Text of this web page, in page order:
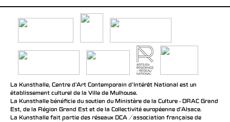
La Kunsthalle, Centre d’Art Contemporain d’Intérêt National est un
établissement culturel de la Ville de Mulhouse.
La Kunsthalle bénéficie du soutien du Ministère de la Culture - DRAC Grand
Est, de la Région Grand Est et de la Collectivité européenne d’Alsace.
La Kunsthalle fait partie des réseaux DCA / association française de